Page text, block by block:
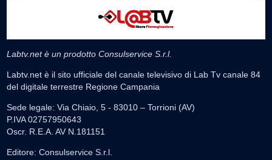
Labtv.net è un prodotto Consulservice S.r.l.
Labtv.net è il sito ufficiale del canale televisivo di Lab Tv canale 84
del digitale terrestre Regione Campania
Sede legale: Via Chiaio, 5 - 83010 – Torrioni (AV)
P.IVA 02757950643
Oscr. R.E.A. AV N.181151
Editore: Consulservice S.r.l.